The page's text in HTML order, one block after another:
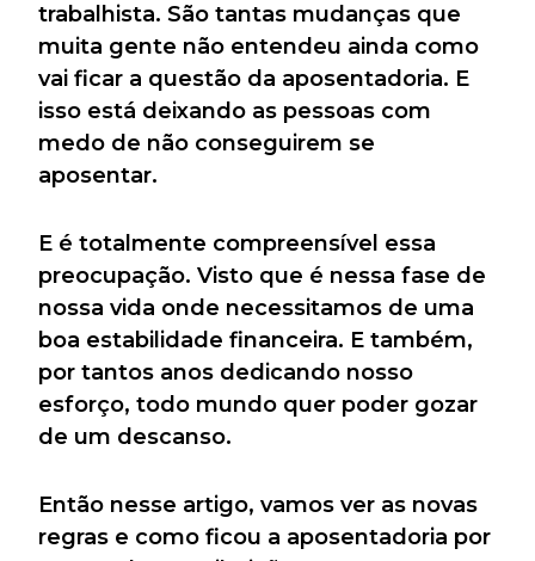
trabalhista. São tantas mudanças que
muita gente não entendeu ainda como
vai ficar a questão da aposentadoria. E
isso está deixando as pessoas com
medo de não conseguirem se
aposentar.
E é totalmente compreensível essa
preocupação. Visto que é nessa fase de
nossa vida onde necessitamos de uma
boa estabilidade financeira. E também,
por tantos anos dedicando nosso
esforço, todo mundo quer poder gozar
de um descanso.
Então nesse artigo, vamos ver as novas
regras e como ficou a aposentadoria por